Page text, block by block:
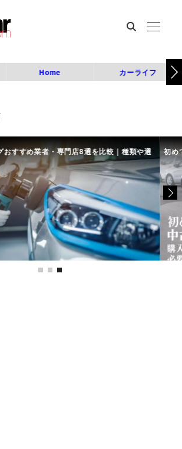
Home カーライフ
おすすめ業者・専門店8選を比較｜種類や選 初め